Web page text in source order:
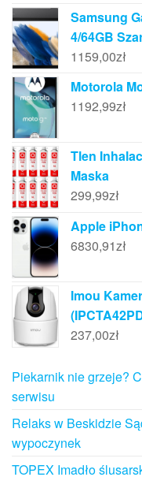
Samsung
4/64GB
1159,00zł
Motorola
1192,99zł
Tlen
Maska
299,99zł
Apple
6830,91zł
Imou
237,00zł
Piekarnik nie grzeje?
serwisu
Relaks w Beskidzie
wypoczynek
TOPEX Imadło